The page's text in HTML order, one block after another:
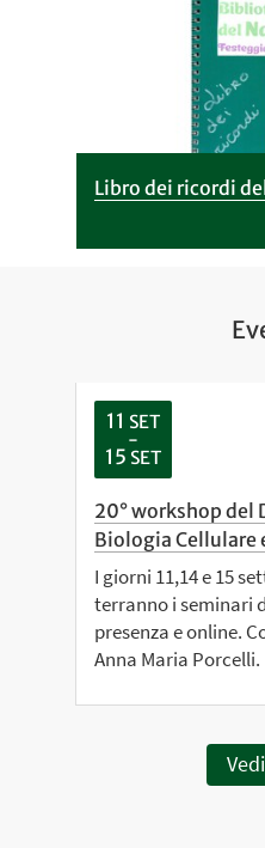
Libro dei ricordi
11 SET
-
15 SET
20° workshop del
Biologia Cellulare
I giorni 11,14 e 15
terranno i seminari
presenza e online.
Anna Maria Porcelli.